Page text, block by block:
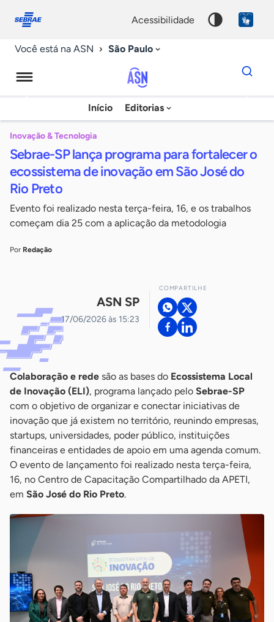
conosco
acessibilidade
Você está na ASN São Paulo
Agência
Sebrae
Notícias
Início Editorias
Dados
para
chave
Inovação & Tecnologia
Sebrae-SP lança programa para fortalecer o
ecossistema de inovação em São José do
Rio Preto
Evento foi realizado nesta terça-feira, 16, e os trabalhos
começam dia 25 com a aplicação da metodologia
Por Redação
ASN SP
17/06/2026 às 15:23
COMPARTILHE
Colaboração e rede são as bases do Ecossistema Local
de Inovação (ELI), programa lançado pelo Sebrae-SP
com o objetivo de organizar e conectar iniciativas de
inovação que já existem no território, reunindo empresas,
startups, universidades, poder público, instituições
financeiras e entidades de apoio em uma agenda comum.
O evento de lançamento foi realizado nesta terça-feira,
16, no Centro de Capacitação Compartilhado da APETI,
em São José do Rio Preto.